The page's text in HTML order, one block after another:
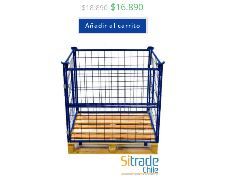
$18.890 $16.890
Añadir al carrito